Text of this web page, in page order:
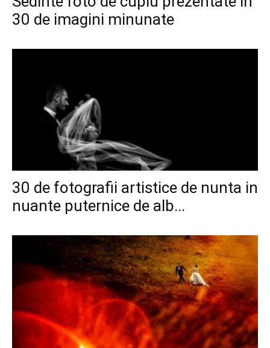
30 de imagini minunate
30 de fotografii artistice de nunta in
nuante puternice de alb...